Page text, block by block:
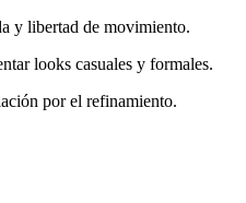
y libertad de movimiento.
looks casuales y formales.
por el refinamiento.